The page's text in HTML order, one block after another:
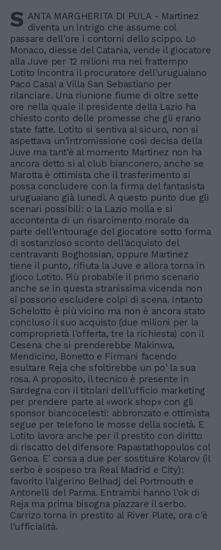
S ANTA MARGHERITA DI PULA - Martinez
diventa un intrigo che assume col
passare dell'ore i contorni dello scippo. Lo
Monaco, diesse del Catania, vende il giocatore
alla Juve per 12 milioni ma nel frattempo
Lotito incontra il procuratore dell'uruguaiano
Paco Casal a Villa San Sebastiano per
rilanciare. Una riunione fiume di oltre sette
ore nella quale il presidente della Lazio ha
chiesto conto delle promesse che gli erano
state fatte. Lotito si sentiva al sicuro, non si
aspettava un'intromissione così decisa della
Juve ma tant'è al momento Martinez non ha
ancora detto sì al club bianconero, anche se
Marotta è ottimista che il trasferimento si
possa concludere con la firma del fantasista
uruguaiano già lunedì. A questo punto due gli
scenari possibili: o la Lazio molla e si
accontenta di un risarcimento morale da
parte dell'entourage del giocatore sotto forma
di sostanzioso sconto dell'acquisto del
centravanti Boghossian, oppure Martinez
tiene il punto, rifiuta la Juve e allora torna in
gioco Lotito. Più probabile il primo scenario
anche se in questa stranissima vicenda non
si possono escludere colpi di scena. Intanto
Schelotto è più vicino ma non è ancora stato
concluso il suo acquisto (due milioni per la
comproprietà l'offerta, tre la richiesta) con il
Cesena che si prenderebbe Makinwa,
Mendicino, Bonetto e Firmani facendo
esultare Reja che sfoltirebbe un po' la sua
rosa. A proposito, il tecnico è presente in
Sardegna con il titolari dell'ufficio marketing
per prendere parte al «work shop» con gli
sponsor biancocelesti: abbronzato e ottimista
segue per telefono le mosse della società. E
Lotito lavora anche per il prestito con diritto
di riscatto del difensore Papastathopoulos col
Genoa. E' corsa a due per sostituire Kolarov (il
serbo è sospeso tra Real Madrid e City):
favorito l'algerino Belhadj del Portmouth e
Antonelli del Parma. Entrambi hanno l'ok di
Reja ma prima bisogna piazzare il serbo.
Carrizo torna in prestito al River Plate, ora c'è
l'ufficialità.